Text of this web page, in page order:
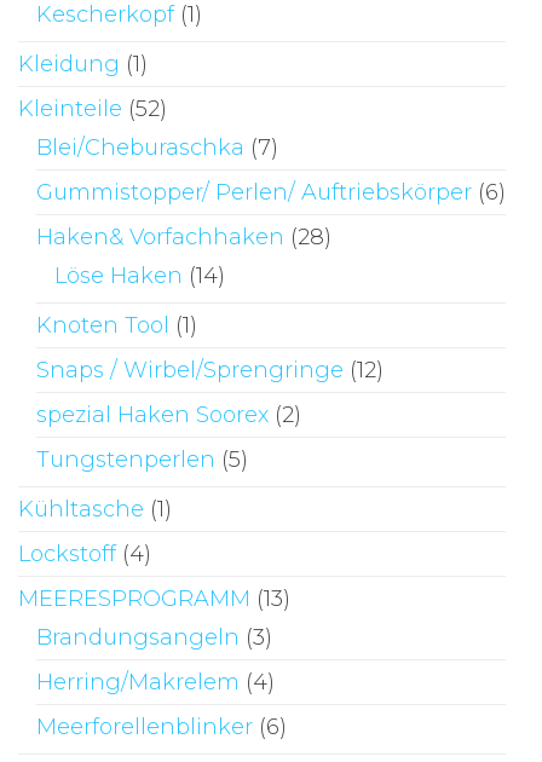
Kescherkopf (1)
Kleidung (1)
Kleinteile (52)
Blei/Cheburaschka (7)
Gummistopper/ Perlen/ Auftriebskörper (6)
Haken& Vorfachhaken (28)
Löse Haken (14)
Knoten Tool (1)
Snaps / Wirbel/Sprengringe (12)
spezial Haken Soorex (2)
Tungstenperlen (5)
Kühltasche (1)
Lockstoff (4)
MEERESPROGRAMM (13)
Brandungsangeln (3)
Herring/Makrelem (4)
Meerforellenblinker (6)